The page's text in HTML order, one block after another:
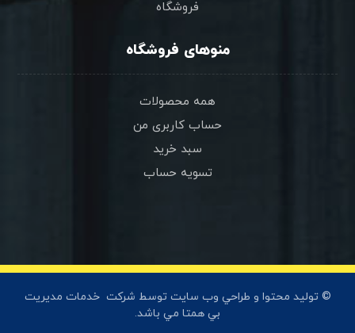
فروشگاه
منوهای فروشگاه
همه محصولات
حساب کاربری من
سبد خرید
تسویه حساب
© توليد محتوا و طراحي وب سايت توسط شرکتخدمات مديريت
بي همتا مي باشد.